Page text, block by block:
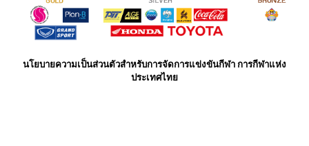
นโยบายความเป็นส่วนตัวสำหรับการจัดการแข่งขันกีฬา การกีฬาแห่ง
ประเทศไทย